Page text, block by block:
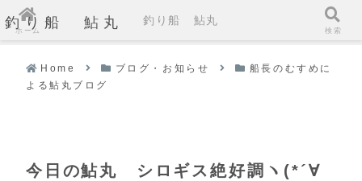
釣り船 鮎丸
Home ブログ・お知らせ
船長のむすめに
よる鮎丸ブログ
今日の鮎丸 シロギス絶好調ヽ(*´∀
ホーム
釣り船 鮎丸
検索